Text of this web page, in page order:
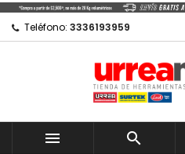
Teléfono: 3336193959
 
Mi lista de regalos
Crear nueva lista
Crear lista de
Nombre de la lista de
Iniciar sesión
Debe iniciar sesión para
lista de deseos.